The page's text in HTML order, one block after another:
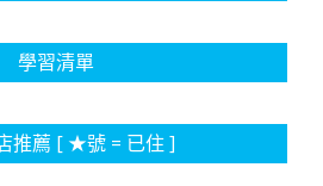
學習清單
推薦 [ ★號 = 已住 ]